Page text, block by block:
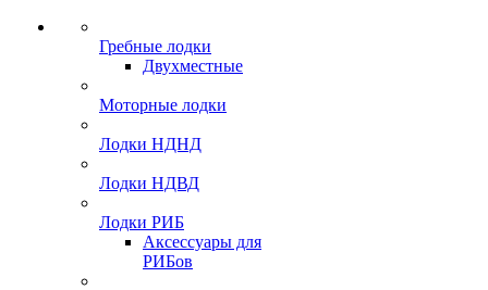
Гребные лодки
Двухместные
Моторные лодки
Лодки НДНД
Лодки НДВД
Лодки РИБ
Аксессуары для
РИБов